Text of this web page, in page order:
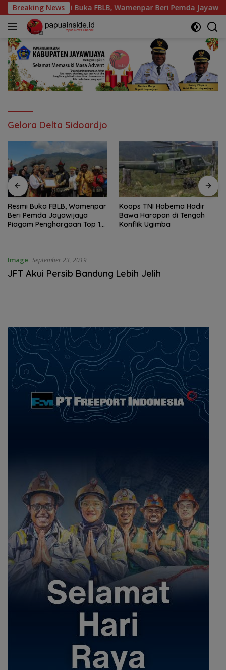
Langsung
ke
konten
Breaking News
FBLB, Wamenpar Beri Pemda Jayawijaya Piagam
Gelora Delta Sidoardjo
Koops TNI Habema Hadir
Bawa Harapan di Tengah
Konflik Ugimba
PLN dan Kejari Sorong
Tandatangani Kerja Sama
Pendampingan Hukum
Image September 23, 2019
JFT Akui Persib Bandung Lebih Jelih